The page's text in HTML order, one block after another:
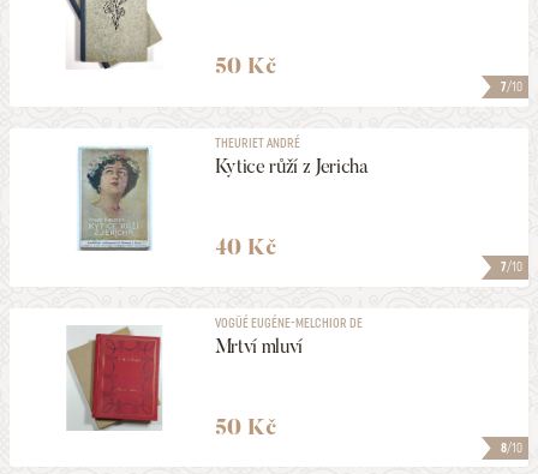
7/10
50 Kč
7/10
THEURIET ANDRÉ
Kytice růží z Jericha
40 Kč
8/10
VOGÜÉ EUGÉNE-MELCHIOR DE
Mrtví mluví
50 Kč